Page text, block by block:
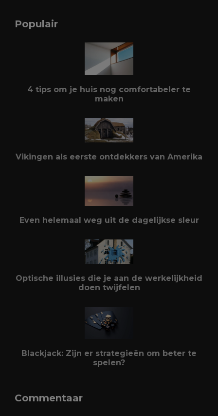
Populair
4 tips om je huis nog comfortabeler te
maken
Vikingen als eerste ontdekkers van Amerika
Even helemaal weg uit de dagelijkse sleur
Optische illusies die je aan de werkelijkheid
doen twijfelen
Blackjack: Zijn er strategieën om beter te
spelen?
Commentaar